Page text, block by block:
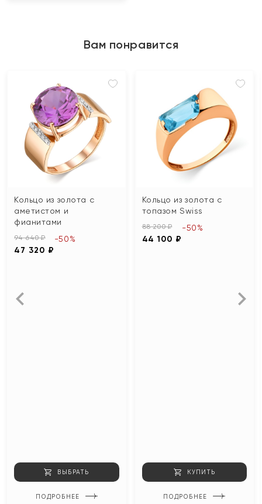
Вам понравится
Кольцо из золота с
аметистом и
фианитами
94 640 ₽
47 320 ₽
-50%
ВЫБРАТЬ
ПОДРОБНЕЕ
Кольцо из золота с
топазом Swiss
88 200 ₽
44 100 ₽
-50%
КУПИТЬ
ПОДРОБНЕЕ